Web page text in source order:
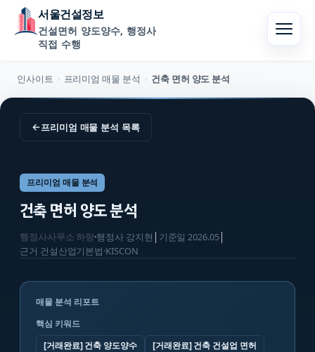
서울건설정보
건설면허 양도양수, 행정사
직접 수행
인사이트 › 프리미엄 매물 분석 › 건축 면허 양도 분석
←프리미엄 매물 분석 목록
프리미엄 매물 분석
건축 면허 양도 분석
행정사사무소 하랑·행정사 강지현 기준일2026.05│
근거 건설산업기본법·KISCON
매물 분석 리포트
핵심 키워드
[거래완료] 건축 양도양수
[거래완료] 건축 건설업 면허